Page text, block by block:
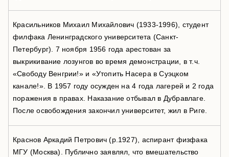
Красильников Михаил Михайлович (1933-1996), студент
филфака Ленинградского университета (Санкт-
Петербург). 7 ноября 1956 года арестован за
выкрикивание лозунгов во время демонстрации, в т.ч.
«Свободу Венгрии!» и «Утопить Насера в Суэцком
канале!». В 1957 году осужден на 4 года лагерей и 2 года
поражения в правах. Наказание отбывал в Дубравлаге.
После освобождения закончил университет, жил в Риге.
Краснов Аркадий Петрович (р.1927), аспирант физфака
МГУ (Москва). Публично заявлял, что вмешательство